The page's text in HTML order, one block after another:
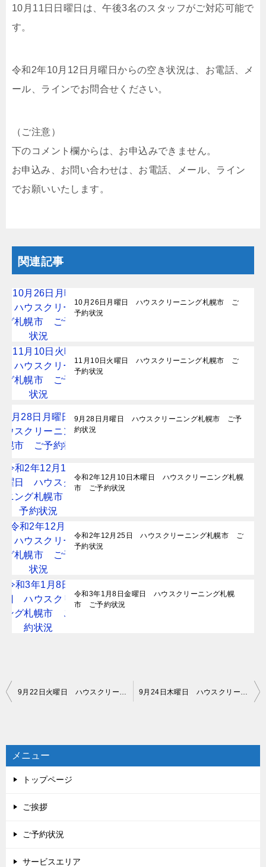
10月11日日曜日は、午後3名のスタッフがご対応可能で
す。
令和2年10月12日月曜日からの空き状況は、お電話、メ
ール、ラインでお問合せください。
（ご注意）
下のコメント欄からは、お申込みできません。
お申込み、お問い合わせは、お電話、メール、ライン
でお願いいたします。
関連記事
10月26日月曜日 ハウスクリーニング札幌市 ご
予約状況
11月10日火曜日 ハウスクリーニング札幌市 ご
予約状況
9月28日月曜日 ハウスクリーニング札幌市 ご予
約状況
令和2年12月10日木曜日 ハウスクリーニング札幌
市 ご予約状況
令和2年12月25日 ハウスクリーニング札幌市 ご
予約状況
令和3年1月8日金曜日 ハウスクリーニング札幌
市 ご予約状況
投
ビ
ゲ
ー
シ
9月22日火曜日 ハウスクリーニング札幌市 ご予約状況 9月24日木曜日 ハウスクリーニング札幌市 ご予約状況
メニュー
トップページ
ご挨拶
ご予約状況
サービスエリア